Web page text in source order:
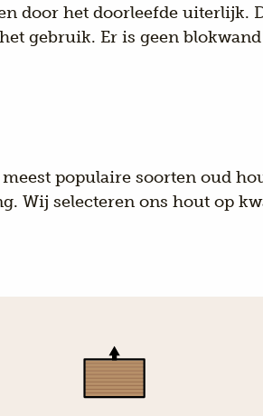
door het doorleefde uiterlijk.
gebruik. Er is geen
populaire soorten oud
Wij selecteren ons hout op